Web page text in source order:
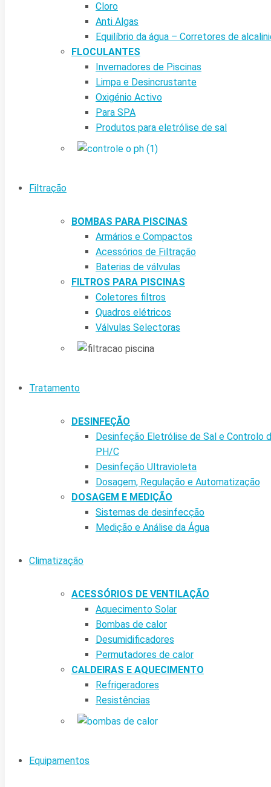
Cloro
Anti Algas
Equilíbrio da água – Corretores de
FLOCULANTES
Invernadores de Piscinas
Limpa e Desincrustante
Oxigénio Activo
Para SPA
Produtos para eletrólise de sal
Filtração
BOMBAS PARA PISCINAS
Armários e Compactos
Acessórios de Filtração
Baterias de válvulas
FILTROS PARA PISCINAS
Coletores filtros
Quadros elétricos
Válvulas Selectoras
Tratamento
DESINFEÇÃO
Desinfeção Eletrólise de Sal e Controlo
PH/C
Desinfeção Ultravioleta
Dosagem, Regulação e Automatização
DOSAGEM E MEDIÇÃO
Sistemas de desinfecção
Medição e Análise da Água
Climatização
ACESSÓRIOS DE VENTILAÇÃO
Aquecimento Solar
Bombas de calor
Desumidificadores
Permutadores de calor
CALDEIRAS E AQUECIMENTO
Refrigeradores
Resistências
Equipamentos